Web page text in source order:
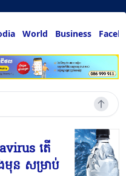
World Business
តើ
មុន សម្រាប់